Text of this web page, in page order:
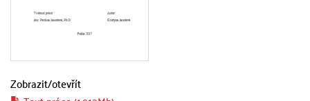
Zobrazit/otevřít